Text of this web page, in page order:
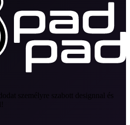
személyre szabott designnal és